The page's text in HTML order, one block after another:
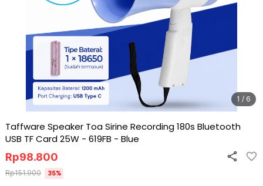
1 / 6
Taffware Speaker Toa Sirine Recording 180s Bluetooth
USB TF Card 25W - 619FB - Blue
Rp98.800
Rp151.900 35%